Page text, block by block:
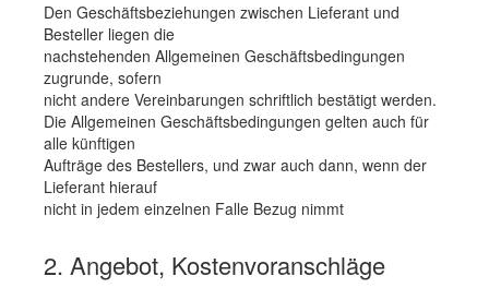
Den Geschäftsbeziehungen zwischen Lieferant und
Besteller liegen die
nachstehenden Allgemeinen Geschäftsbedingungen
zugrunde, sofern
nicht andere Vereinbarungen schriftlich bestätigt werden.
Die Allgemeinen Geschäftsbedingungen gelten auch für
alle künftigen
Aufträge des Bestellers, und zwar auch dann, wenn der
Lieferant hierauf
nicht in jedem einzelnen Falle Bezug nimmt
2. Angebot, Kostenvoranschläge